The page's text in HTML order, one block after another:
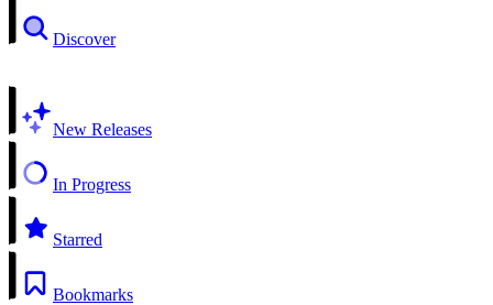
Discover
New Releases
In Progress
Starred
Bookmarks